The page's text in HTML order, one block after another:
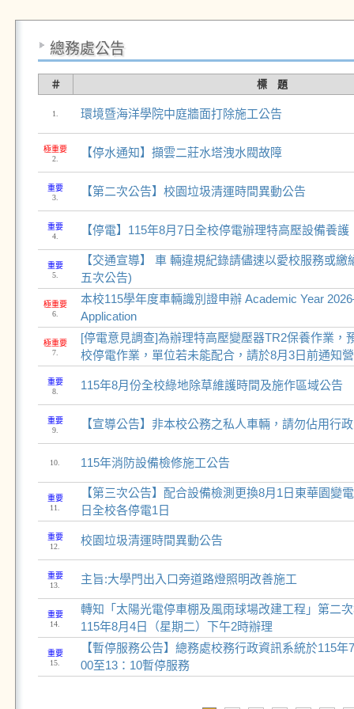
總務處公告
＃ 標 題
1. 環境暨海洋學院中庭牆面打除施工公告
極重要
2.
【停水通知】擷雲二莊水塔洩水閥故障
重要
3.
【第二次公告】校園垃圾清運時間異動公告
重要
4.
【停電】115年8月7日全校停電辦理特高壓設備養護
重要
5.
【交通宣導】 車 輛違規紀錄請儘速以愛校服務或
五次公告)
極重要
6.
本校115學年度車輛識別證申辦 Academic Year
Application
極重要
7.
[停電意見調查]為辦理特高壓變壓器TR2保養作業，
校停電作業，單位若未能配合，請於8月3日前通知
重要
8.
115年8月份全校綠地除草維護時間及施作區域公告
重要
9.
【宣導公告】非本校公務之私人車輛，請勿佔用行
10. 115年消防設備檢修施工公告
重要
11.
【第三次公告】配合設備檢測更換8月1日東華園變
日全校各停電1日
重要
12.
校園垃圾清運時間異動公告
重要
13.
主旨:大學門出入口旁道路燈照明改善施工
重要
14.
轉知「太陽光電停車棚及風雨球場改建工程」第二
115年8月4日（星期二）下午2時辦理
重要
15.
【暫停服務公告】總務處校務行政資訊系統於115
00至13：10暫停服務